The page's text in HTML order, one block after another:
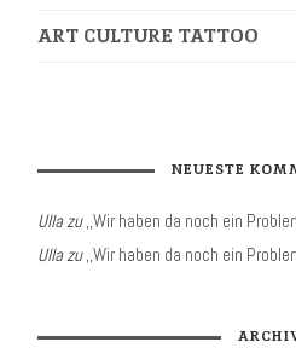
ART CULTURE TATTOO
NEUESTE
Ullazu,,Wir haben da noch ein
Ullazu,,Wir haben da noch ein